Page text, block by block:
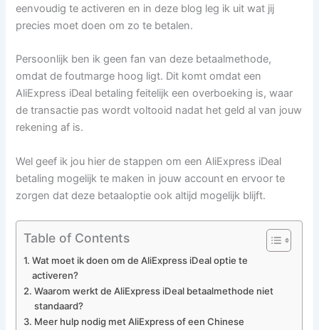
eenvoudig te activeren en in deze blog leg ik uit wat jij
precies moet doen om zo te betalen.
Persoonlijk ben ik geen fan van deze betaalmethode,
omdat de foutmarge hoog ligt. Dit komt omdat een
AliExpress iDeal betaling feitelijk een overboeking is, waar
de transactie pas wordt voltooid nadat het geld al van jouw
rekening af is.
Wel geef ik jou hier de stappen om een AliExpress iDeal
betaling mogelijk te maken in jouw account en ervoor te
zorgen dat deze betaaloptie ook altijd mogelijk blijft.
Table of Contents
Wat moet ik doen om de AliExpress iDeal optie te
activeren?
Waarom werkt de AliExpress iDeal betaalmethode niet
standaard?
Meer hulp nodig met AliExpress of een Chinese